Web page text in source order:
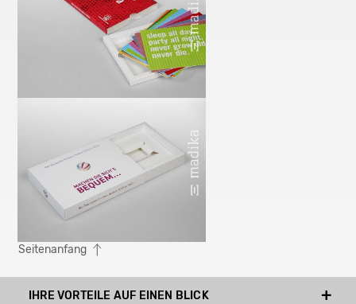
Seitenanfang
IHRE VORTEILE AUF EINEN BLICK